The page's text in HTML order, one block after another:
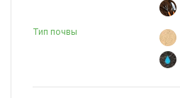
Тип почвы